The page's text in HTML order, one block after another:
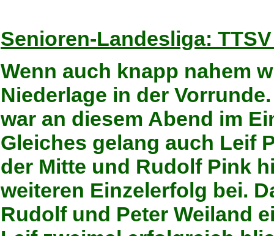
Senioren-Landesliga:
Wenn auch knapp nahem
Niederlage in der
war an diesem Abend im
Gleiches gelang auch Leif
der Mitte und Rudolf Pink
weiteren Einzelerfolg bei.
Rudolf und Peter Weiland